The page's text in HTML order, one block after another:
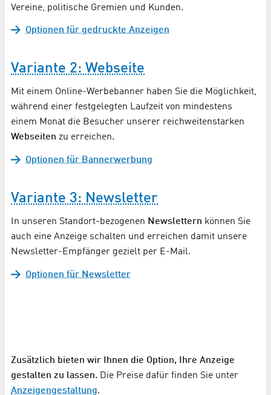
Vereine, politische Gremien und Kunden.
Optionen für gedruckte Anzeigen
Variante 2: Webseite
Mit einem Online-Werbebanner haben Sie die Möglichkeit,
während einer festgelegten Laufzeit von mindestens
einem Monat die Besucher unserer reichweitenstarken
Webseiten zu erreichen.
Optionen für Bannerwerbung
Variante 3: Newsletter
In unseren Standort-bezogenen Newslettern können Sie
auch eine Anzeige schalten und erreichen damit unsere
Newsletter-Empfänger gezielt per E-Mail.
Optionen für Newsletter
Zusätzlich bieten wir Ihnen die Option, Ihre Anzeige
gestalten zu lassen. Die Preise dafür finden Sie unter
Anzeigengestaltung.